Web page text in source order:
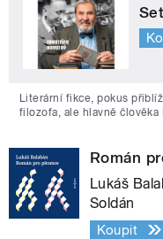
Literární fikce, pokus
filozofa, ale hlavně člověka
Román
Lukáš
Soldán
Koupit